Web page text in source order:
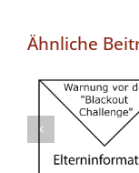
Ähnliche
Warnung
der